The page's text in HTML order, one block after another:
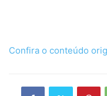
Confira o conteúdo